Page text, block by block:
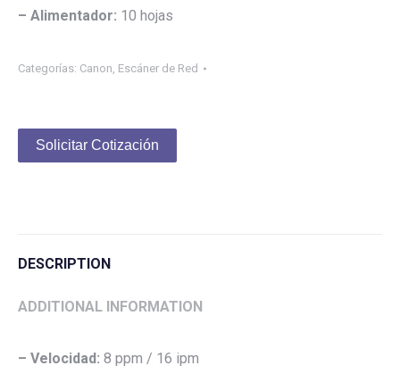
– Alimentador: 10 hojas
Categorías: Canon, Escáner de Red
Solicitar Cotización
DESCRIPTION
ADDITIONAL INFORMATION
– Velocidad: 8 ppm / 16 ipm